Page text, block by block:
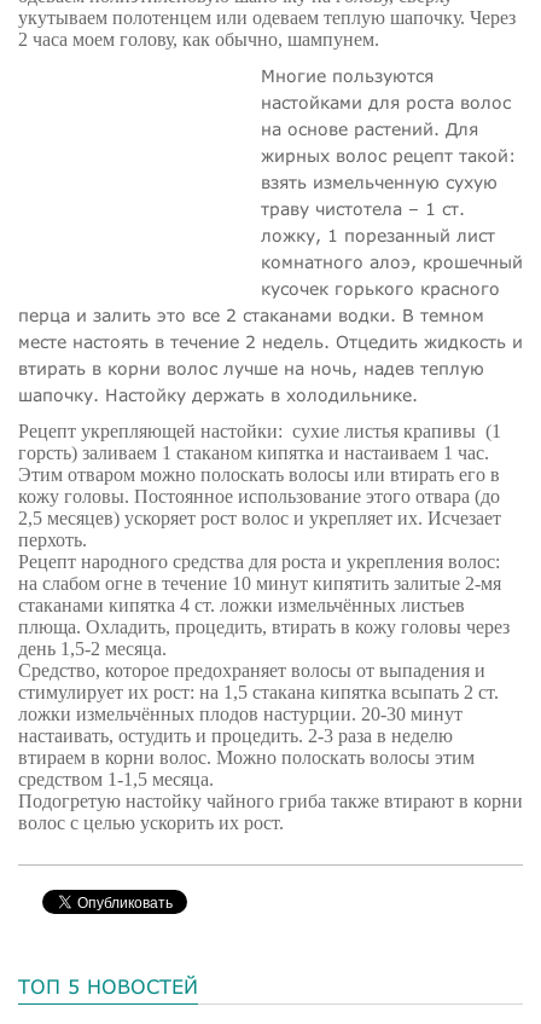
укутываем полотенцем или одеваем теплую шапочку. Через
2 часа моем голову, как обычно, шампунем.
Многие пользуются
настойками для роста волос
на основе растений. Для
жирных волос рецепт такой:
взять измельченную сухую
траву чистотела – 1 ст.
ложку, 1 порезанный лист
комнатного алоэ, крошечный
кусочек горького красного
перца и залить это все 2 стаканами водки. В темном
месте настоять в течение 2 недель. Отцедить жидкость и
втирать в корни волос лучше на ночь, надев теплую
шапочку. Настойку держать в холодильнике.
Рецепт укрепляющей настойки: сухие листья крапивы (1
горсть) заливаем 1 стаканом кипятка и настаиваем 1 час.
Этим отваром можно полоскать волосы или втирать его в
кожу головы. Постоянное использование этого отвара (до
2,5 месяцев) ускоряет рост волос и укрепляет их. Исчезает
перхоть.
Рецепт народного средства для роста и укрепления волос:
на слабом огне в течение 10 минут кипятить залитые 2-мя
стаканами кипятка 4 ст. ложки измельчённых листьев
плюща. Охладить, процедить, втирать в кожу головы через
день 1,5-2 месяца.
Средство, которое предохраняет волосы от выпадения и
стимулирует их рост: на 1,5 стакана кипятка всыпать 2 ст.
ложки измельчённых плодов настурции. 20-30 минут
настаивать, остудить и процедить. 2-3 раза в неделю
втираем в корни волос. Можно полоскать волосы этим
средством 1-1,5 месяца.
Подогретую настойку чайного гриба также втирают в корни
волос с целью ускорить их рост.
ТОП 5 НОВОСТЕЙ